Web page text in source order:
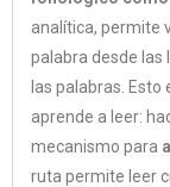
analítica, permite
palabra desde las
las palabras. Esto
aprende a leer:
mecanismo para
ruta permite leer